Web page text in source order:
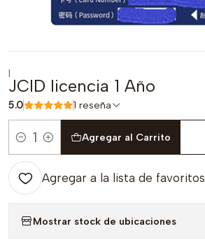
|
JCID licencia 1 Año
5.0 1 reseña
Cantidad
Agregar al Carrito
Agregar a la lista de favoritos
Mostrar stock de ubicaciones